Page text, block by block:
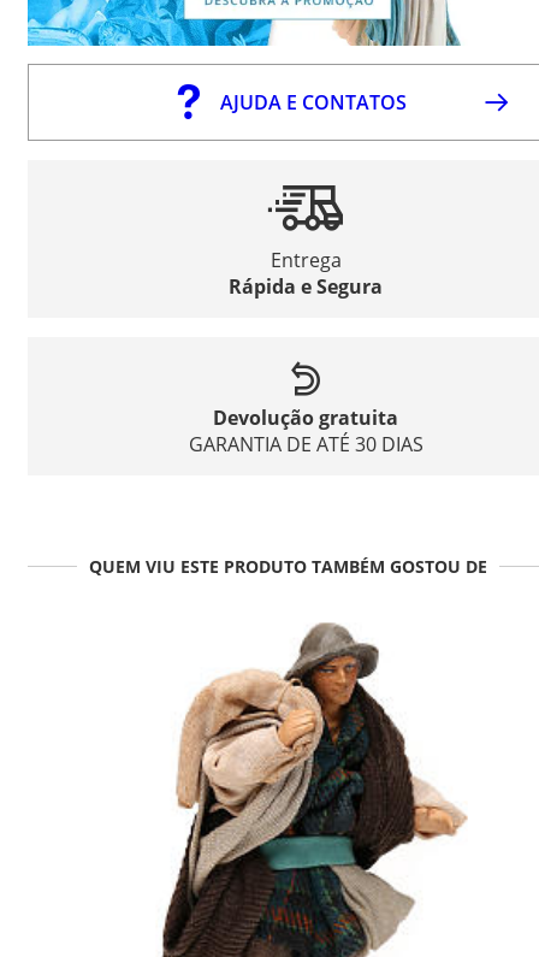
AJUDA E CONTATOS
Entrega
Rápida e Segura
Devolução gratuita
GARANTIA DE ATÉ 30 DIAS
QUEM VIU ESTE PRODUTO TAMBÉM GOSTOU DE